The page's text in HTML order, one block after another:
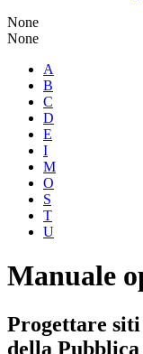
None
None
A
B
C
D
E
I
M
O
S
T
U
Manuale
Progettare
della